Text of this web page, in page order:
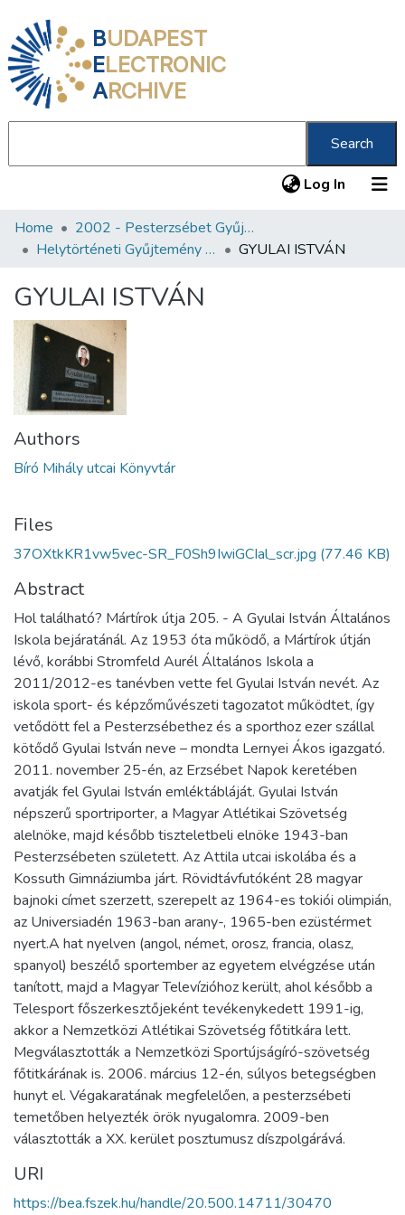
BUDAPEST
ELECTRONIC
ARCHIVE
Search
Log In (current)
Communities & Collections
Statistics
About us
Home
2002 - Pesterzsébet Gyűjtemény
Helytörténeti Gyűjtemény (2002)
GYULAI ISTVÁN
GYULAI ISTVÁN
Authors
Bíró Mihály utcai Könyvtár
Files
37OXtkKR1vw5vec-SR_F0Sh9IwiGCIal_scr.jpg (77.46 KB)
Abstract
Hol található? Mártírok útja 205. - A Gyulai István Általános
Iskola bejáratánál. Az 1953 óta működő, a Mártírok útján
lévő, korábbi Stromfeld Aurél Általános Iskola a
2011/2012-es tanévben vette fel Gyulai István nevét. Az
iskola sport- és képzőművészeti tagozatot működtet, így
vetődött fel a Pesterzsébethez és a sporthoz ezer szállal
kötődő Gyulai István neve – mondta Lernyei Ákos igazgató.
2011. november 25-én, az Erzsébet Napok keretében
avatják fel Gyulai István emléktábláját. Gyulai István
népszerű sportriporter, a Magyar Atlétikai Szövetség
alelnöke, majd később tiszteletbeli elnöke 1943-ban
Pesterzsébeten született. Az Attila utcai iskolába és a
Kossuth Gimnáziumba járt. Rövidtávfutóként 28 magyar
bajnoki címet szerzett, szerepelt az 1964-es tokiói olimpián,
az Universiadén 1963-ban arany-, 1965-ben ezüstérmet
nyert.A hat nyelven (angol, német, orosz, francia, olasz,
spanyol) beszélő sportember az egyetem elvégzése után
tanított, majd a Magyar Televízióhoz került, ahol később a
Telesport főszerkesztőjeként tevékenykedett 1991-ig,
akkor a Nemzetközi Atlétikai Szövetség főtitkára lett.
Megválasztották a Nemzetközi Sportújságíró-szövetség
főtitkárának is. 2006. március 12-én, súlyos betegségben
hunyt el. Végakaratának megfelelően, a pesterzsébeti
temetőben helyezték örök nyugalomra. 2009-ben
választották a XX. kerület posztumusz díszpolgárává.
URI
https://bea.fszek.hu/handle/20.500.14711/30470